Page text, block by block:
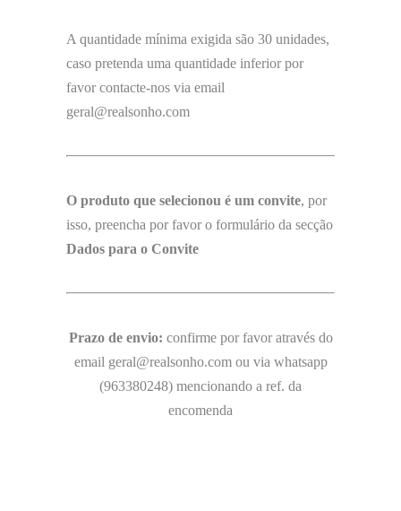
A quantidade mínima exigida são 30 unidades,
caso pretenda uma quantidade inferior por
favor contacte-nos via email
geral@realsonho.com
O produto que selecionou é um convite, por
isso, preencha por favor o formulário da secção
Dados para o Convite
Prazo de envio: confirme por favor através do
email geral@realsonho.com ou via whatsapp
(963380248) mencionando a ref. da
encomenda